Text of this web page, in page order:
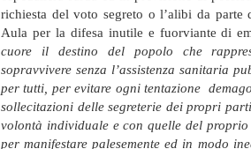
richiesta del voto segreto o l’alibi da parte
Aula per la difesa inutile e fuorviante di
cuore il destino del popolo che
sopravvivere senza l’assistenza sanitaria
per tutti, per evitare ogni tentazione
sollecitazioni delle segreterie dei propri
volontà individuale e con quelle del
per manifestare palesemente ed in modo